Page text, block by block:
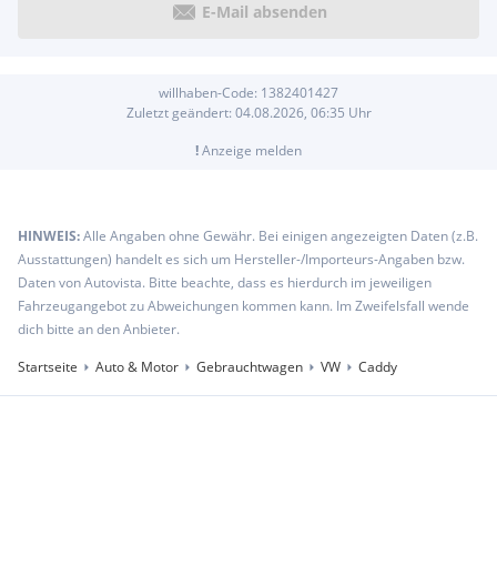
E-Mail absenden
willhaben-Code: 1382401427
Zuletzt geändert: 04.08.2026, 06:35 Uhr
!Anzeige melden
HINWEIS:Alle Angaben ohne Gewähr. Bei einigen angezeigten Daten (z.B.
Ausstattungen) handelt es sich um Hersteller-/Importeurs-Angaben bzw.
Daten von Autovista. Bitte beachte, dass es hierdurch im jeweiligen
Fahrzeugangebot zu Abweichungen kommen kann. Im Zweifelsfall wende
dich bitte an den Anbieter.
Startseite
Auto & Motor Gebrauchtwagen VW Caddy